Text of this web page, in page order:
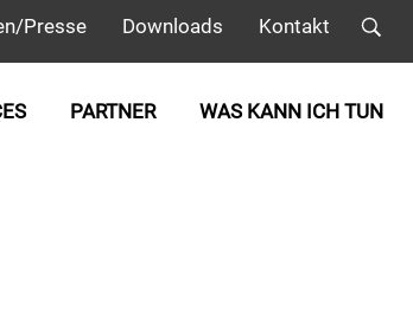
Presse Downloads Kontakt
PARTNER WAS KANN ICH TUN